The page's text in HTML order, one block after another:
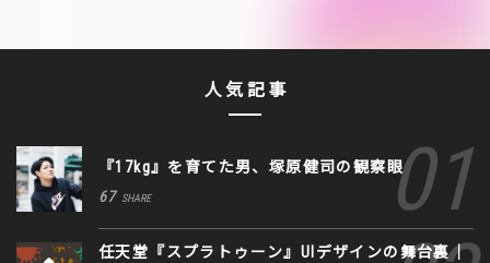
人気記事
『17kg』を育てた男、塚原健司の観察眼
67 SHARE
任天堂『スプラトゥーン』UIデザインの舞台裏｜